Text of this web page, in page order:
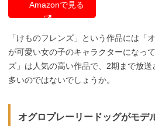
Amazonで見る
「けものフレンズ」という作品には「
が可愛い女の子のキャラクターになっ
ズ」は人気の高い作品で、2期まで放
多いのではないでしょうか。
オグロプレーリードッグがモデ